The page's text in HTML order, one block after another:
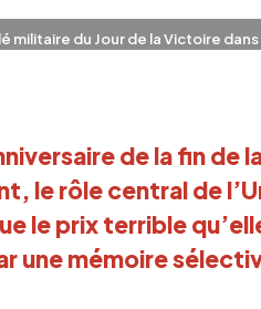
militaire du Jour de la Victoire
de la fin de
le rôle central de
le prix terrible
une mémoire